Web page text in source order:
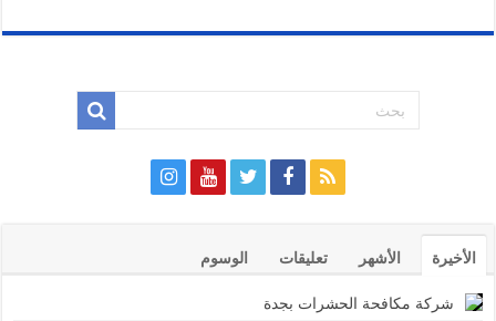
الأخيرة الأشهر تعليقات الوسوم
شركة مكافحة الحشرات بجدة